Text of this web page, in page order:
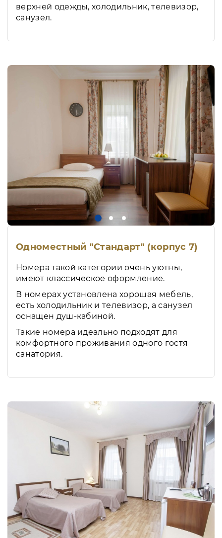
верхней одежды, холодильник, телевизор,
санузел.
Одноместный "Стандарт" (корпус 7)
Номера такой категории очень уютны,
имеют классическое оформление.
В номерах установлена хорошая мебель,
есть холодильник и телевизор, а санузел
оснащен душ-кабиной.
Такие номера идеально подходят для
комфортного проживания одного гостя
санатория.